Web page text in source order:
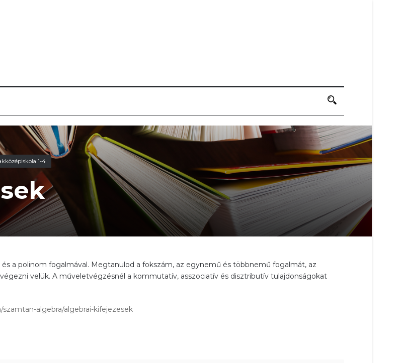
1-4
a polinom fogalmával. Megtanulod a fokszám, az egynemű és többnemű fogalmát, az
velük. A műveletvégzésnél a kommutatív, asszociatív és disztributív tulajdonságokat
algebra/algebrai-kifejezesek